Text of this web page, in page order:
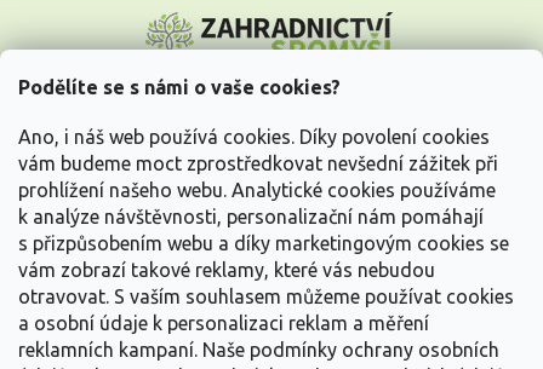
Podělíte se s námi o vaše cookies?
Ano, i náš web používá cookies. Díky povolení cookies
vám budeme moct zprostředkovat nevšední zážitek při
prohlížení našeho webu. Analytické cookies používáme
k analýze návštěvnosti, personalizační nám pomáhají
s přizpůsobením webu a díky marketingovým cookies se
vám zobrazí takové reklamy, které vás nebudou
otravovat. S vaším souhlasem můžeme používat cookies
a osobní údaje k personalizaci reklam a měření
reklamních kampaní. Naše podmínky ochrany osobních
p
Vše o nákupu
Informace pro Vás
Kontakujte nás